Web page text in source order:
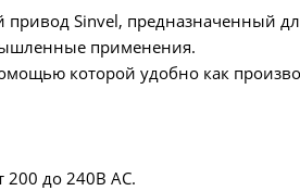
Sinvel, предназначенный
применения.
которой удобно как
до 240В AC.